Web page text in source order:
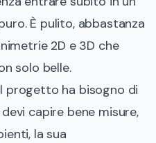
È pulito, abbastanza
2D e 3D che
solo belle.
progetto ha bisogno di
capire bene misure,
la sua